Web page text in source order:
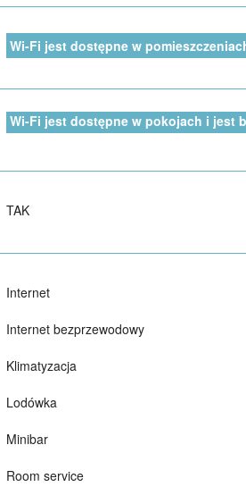
Wi-Fi jest dostępne w
Wi-Fi jest dostępne w pokojach i jest
TAK
Internet
Internet bezprzewodowy
Klimatyzacja
Lodówka
Minibar
Room service